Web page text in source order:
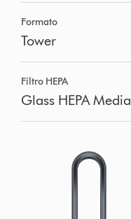
Formato
Tower
Filtro HEPA
Glass HEPA Media